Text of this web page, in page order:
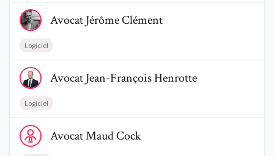
Voir le profil de AvocatJérôme Clément
AvocatJérômeClément
Logiciel
Voir le profil de AvocatJean-François Henrotte
AvocatJean-FrançoisHenrotte
Logiciel
Voir le profil de AvocatMaud Cock
AvocatMaudCock